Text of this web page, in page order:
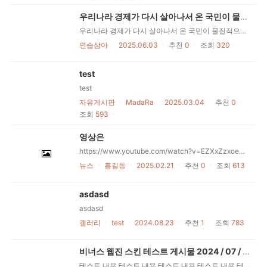
우리나라 경제가 다시 살아나서 온 국민이 물질적으로 행복한 나라가 되길
우리나라 경제가 다시 살아나서 온 국민이 물질적으로 행복한 나라가 되어야 한다고 생각합니다. 우리나라 경제가 다시 살아나서 온 국민이 물질적으로 행복한 나라가 되어야 한다고 생각합니다. 우우리나라 경제가 다시 살아나서 온 국민이 물질적으로 행복한 나라가 되어야 한다고 생각합니다.
연습삼아
2025.06.03 추천 0 조회 320
test
test
자유게시판
MadaRa 2025.03.04 추천 0
조회 593
영상은
https://www.youtube.com/watch?v=EZXxZzxoeMo https://www.youtube.com/watch?v=oUTFvGZuFjI&t=2s
뉴스
홍길동 2025.02.21 추천 0 조회 613
asdasd
asdasd
갤러리
test 2024.08.23 추천 1 조회 783
비너스 웹진 스킨 테스트 게시물 2024 / 07 / 08
테스트 내용 테스트 내용 테스트 내용 테스트 내용 테스트 내용 테스트 내용 테스트 내용 테스트 내용 테스트 내용 테스트 내용 테스트 내용 테스트 내용 테스트 내용 테스트 내용 테스트 내용 테스트 내용 테스트 내용 테스트 내용 테스트 내용 테스트 내용 테스트 내용 테스트 내용 테스트 내용 테스트 내용 테스트 내용 테스트 내용 테스트 내용 테스트 내용 테스트 내용 테스트 내용 테스트 내용 테스트 내용 테스트 내용 테스트 내용 테스트 내용 테스트 내용 테스트 내용 테스트 내용 테스트 내용 테스트 내용 테스트 내용 테스트 내용 테스트 내용 테스트 내용 테스트 내용 테스트 내용 테스트 내용 테스트 내용 테스트 내용 테스트 내용 테스트 내용 테스트 내용 테스트 내용 테스트 내용 테스트 내용 테스트 내용 테스트 내용 테스트 내용 테스트 내용 테스트 내용